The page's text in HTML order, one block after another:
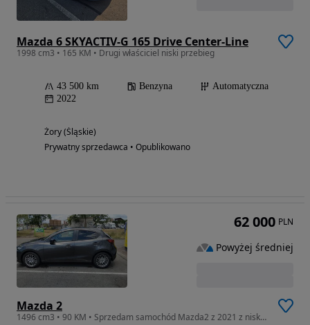
Mazda 6 SKYACTIV-G 165 Drive Center-Line
1998 cm3 • 165 KM • Drugi właściciel niski przebieg
43 500 km Benzyna
Automatyczna
2022
Żory (Śląskie)
Prywatny sprzedawca • Opublikowano
Mazda 2
1496 cm3 • 90 KM • Sprzedam samochód Mazda2 z 2021 z niskim przebiegiem
62 000 PLN
Powyżej średniej